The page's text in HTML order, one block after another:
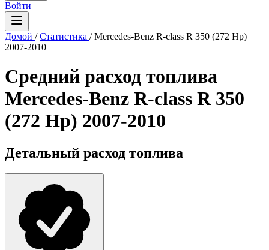
Войти
Домой / Статистика / Mercedes-Benz R-class R 350 (272 Hp)
2007-2010
Средний расход топлива
Mercedes-Benz R-class R 350
(272 Hp) 2007-2010
Детальный расход топлива